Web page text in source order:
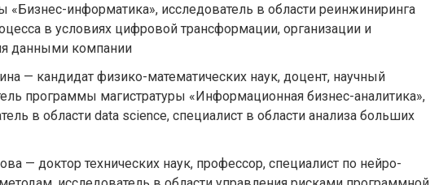
«Бизнес-информатика», исследователь в области реинжиниринга
в условиях цифровой трансформации, организации и
данными компании
— кандидат физико-математических наук, доцент, научный
программы магистратуры «Информационная бизнес-аналитика»,
в области data science, специалист в области анализа больших
— доктор технических наук, профессор, специалист по нейро-